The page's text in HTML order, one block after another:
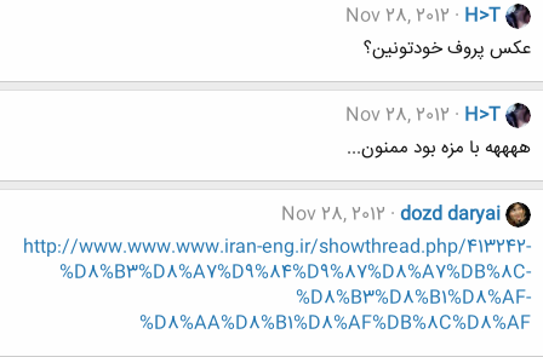
H>T
Nov 28, 2012
عکس پروف خودتونین؟
H>T
Nov 28, 2012
ههههه با مزه بود ممنون...
dozd daryai
Nov 28, 2012
http://www.www.www.iran-eng.ir/showthread.php/413242-
%D8%B3%D8%A7%D9%84%D9%87%D8%A7%DB%8C-
%D8%B3%D8%B1%D8%AF-
%D8%AA%D8%B1%D8%AF%DB%8C%D8%AF